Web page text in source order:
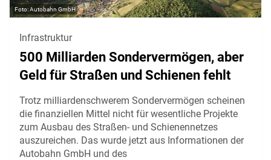
Autobahn GmbH
Infrastruktur
500 Milliarden Sondervermögen, aber
Geld für Straßen und Schienen fehlt
Trotz milliardenschwerem Sondervermögen scheinen
die finanziellen Mittel nicht für wesentliche Projekte
zum Ausbau des Straßen- und Schienennetzes
auszureichen. Das wurde jetzt aus Informationen der
Autobahn GmbH und des